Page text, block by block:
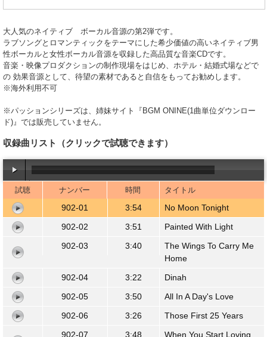
大人気のネイティブ ボーカル音源の第2弾です。
ラブソングとロマンティックをテーマにした希少価値の高いネイティブ男
性ボーカルと女性ボーカル音源を収録した高品質な音楽CDです。
音楽・映像プロダクションの制作現場をはじめ、ホテル・結婚式場などで
の 効果音源として、待望の素材であると自信をもってお勧めします。
※海外利用不可
※パッションシリーズは、姉妹サイト『BGM ONINE(1曲単位ダウンロー
ド)』では販売していません。
収録曲リスト （クリックで試聴できます）
/03:55
試聴 ナンバー 時間 タイトル
902-01 3:54
No Moon Tonight
902-02
3:51
Painted With Light
902-03
3:40
The Wings To Carry Me
Home
902-04
3:22
Dinah
902-05
3:50
All In A Day's Love
902-06
3:26
Those First 25 Years
902-07
3:48
When You Start Loving